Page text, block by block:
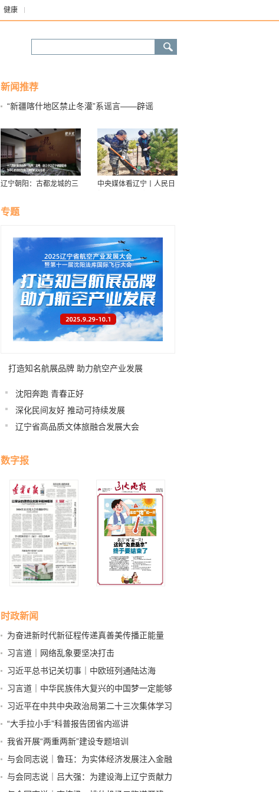
健康
新闻推荐
“新疆喀什地区禁止冬灌”系谣言——辟谣
辽宁朝阳：古都龙城的三
中央媒体看辽宁丨人民日
专题
打造知名航展品牌 助力航空产业发展
沈阳奔跑 青春正好
深化民间友好 推动可持续发展
辽宁省高品质文体旅融合发展大会
数字报
时政新闻
为奋进新时代新征程传递真善美传播正能量
——习近平总书记贺信指引志愿服务事业高质量
发展
习言道｜网络乱象要坚决打击
习近平总书记关切事｜中欧班列通陆达海
习言道｜中华民族伟大复兴的中国梦一定能够
实现
习近平在中共中央政治局第二十三次集体学习
时强调 健全网络生态治理长效机制 持续营造风
清气正的网络空间
“大手拉小手”科普报告团省内巡讲
我省开展“两重两新”建设专题培训
与会同志说｜鲁珏：为实体经济发展注入金融
活水
与会同志说｜吕大强：为建设海上辽宁贡献力